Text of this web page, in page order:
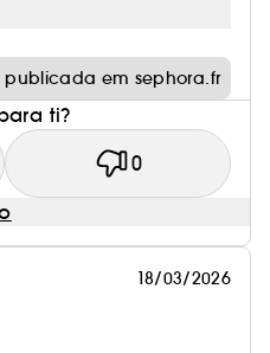
em sephora.fr
ti?
0
18/03/2026